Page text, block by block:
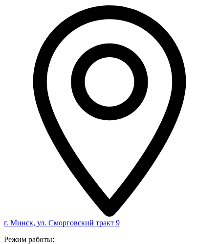
г. Минск, ул. Сморговский тракт 9
Режим работы: